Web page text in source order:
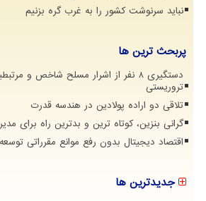
نباید سرنوشت کشور را به غرب گره بزنیم
پربحث ترین ها
دستگیری 8 نفر از اشرار مسلح شاخص و
تروریستی
تلاقی دو اراده پولادین در هندسه قدرت
گرانی بنزین، کوتاه ترین و بدترین راه برای
اقتصاد دیجیتال بدون رفع موانع مقرراتی
جدیدترین ها